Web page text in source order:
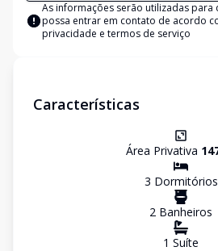
As informações serão utilizadas para
possa entrar em contato de acordo
privacidade e termos de serviço
Características
Área Privativa
3 Dormitórios
2 Banheiros
1 Suíte